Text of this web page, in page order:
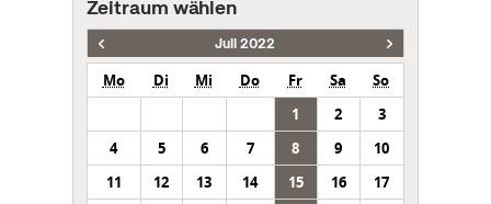
Zeitraum wählen
Juli 2022
Mo Di Mi Do Fr Sa
So
1
2
3
4
5 6 7 8 9
10
11
12 13 14 15 16
17